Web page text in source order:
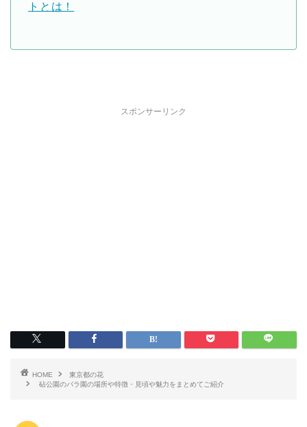
トとは！
スポンサーリンク
HOME
東京都の花
砧公園のパラ園の場所や特徴・見頃や魅力をまとめてご紹介